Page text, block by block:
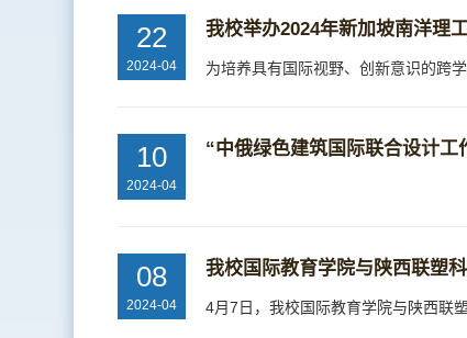
22
2024-04
我校举办2024年新加坡南洋理
10
2024-04
“中俄绿色建筑国际联合设计工
08
2024-04
我校国际教育学院与陕西联塑